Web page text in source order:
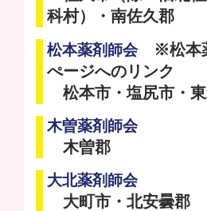
科村）・南佐久郡
松本薬剤師会※松本薬
ぺージへのリンク
松本市・塩尻市・
木曽薬剤師会
木曽郡
大北薬剤師会
大町市・北安曇郡